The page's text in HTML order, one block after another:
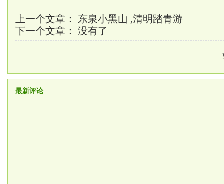
上一个文章： 东泉小黑山 ,清明踏青游
下一个文章： 没有了
最新评论